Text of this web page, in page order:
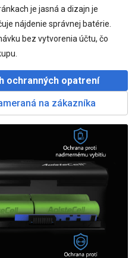
je jasná a dizajn je
nájdenie správnej batérie.
bez vytvorenia účtu, čo
ochranných opatrení
na zákazníka